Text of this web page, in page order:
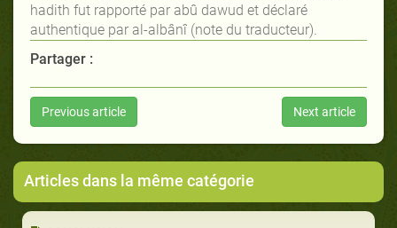
hadith fut rapporté par abû dawud et déclaré
authentique par al-albânî (note du traducteur).
Partager :
Previous article Next article
Articles dans la même catégorie